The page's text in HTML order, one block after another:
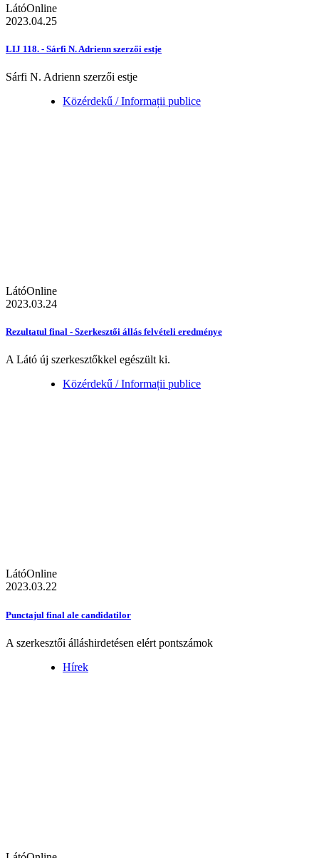
LátóOnline
2023.04.25
LIJ 118. - Sárfi N. Adrienn szerzői estje
Sárfi N. Adrienn szerzői estje
Közérdekű / Informații publice
LátóOnline
2023.03.24
Rezultatul final - Szerkesztői állás felvételi eredménye
A Látó új szerkesztőkkel egészült ki.
Közérdekű / Informații publice
LátóOnline
2023.03.22
Punctajul final ale candidatilor
A szerkesztői álláshirdetésen elért pontszámok
Hírek